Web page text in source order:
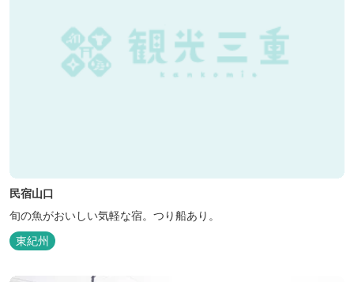
民宿山口
旬の魚がおいしい気軽な宿。つり船あり。
東紀州